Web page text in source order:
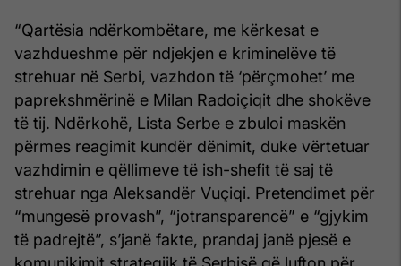
“Qartësia ndërkombëtare, me kërkesat e
vazhdueshme për ndjekjen e kriminelëve të
strehuar në Serbi, vazhdon të ‘përçmohet’ me
paprekshmërinë e Milan Radoiçiqit dhe shokëve
të tij. Ndërkohë, Lista Serbe e zbuloi maskën
përmes reagimit kundër dënimit, duke vërtetuar
vazhdimin e qëllimeve të ish-shefit të saj të
strehuar nga Aleksandër Vuçiqi. Pretendimet për
“mungesë provash”, “jotransparencë” e “gjykim
të padrejtë”, s’janë fakte, prandaj janë pjesë e